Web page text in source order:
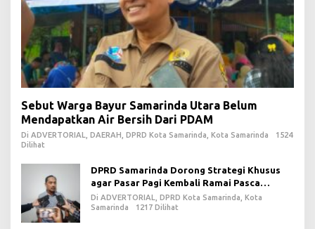
Sebut Warga Bayur Samarinda Utara Belum
Mendapatkan Air Bersih Dari PDAM
Di ADVERTORIAL, DAERAH, DPRD Kota Samarinda, Kota Samarinda
1524
Dilihat
DPRD Samarinda Dorong Strategi Khusus
agar Pasar Pagi Kembali Ramai Pasca
Revitalisasi
Di ADVERTORIAL, DPRD Kota Samarinda, Kota
Samarinda
1217 Dilihat